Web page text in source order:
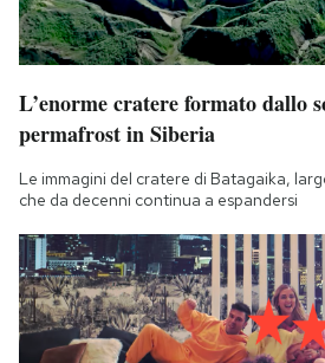
L’enorme cratere formato dallo
permafrost in Siberia
Le immagini del cratere di Batagaika,
che da decenni continua a espandersi